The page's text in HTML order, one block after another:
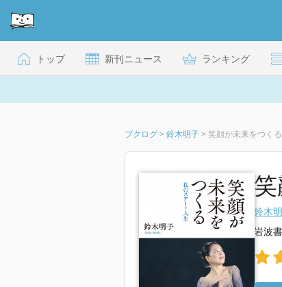
トップ 新刊ニュース ランキング
ブクログ > 鈴木明子 > 笑顔が未来をつく
鈴木
岩波